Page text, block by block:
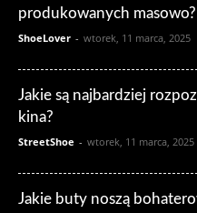
produkowanych masowo?
ShoeLover - wtorek, 11 marca, 2025
Jakie są najbardziej
kina?
StreetShoe - wtorek, 11 marca, 2025
Jakie buty noszą